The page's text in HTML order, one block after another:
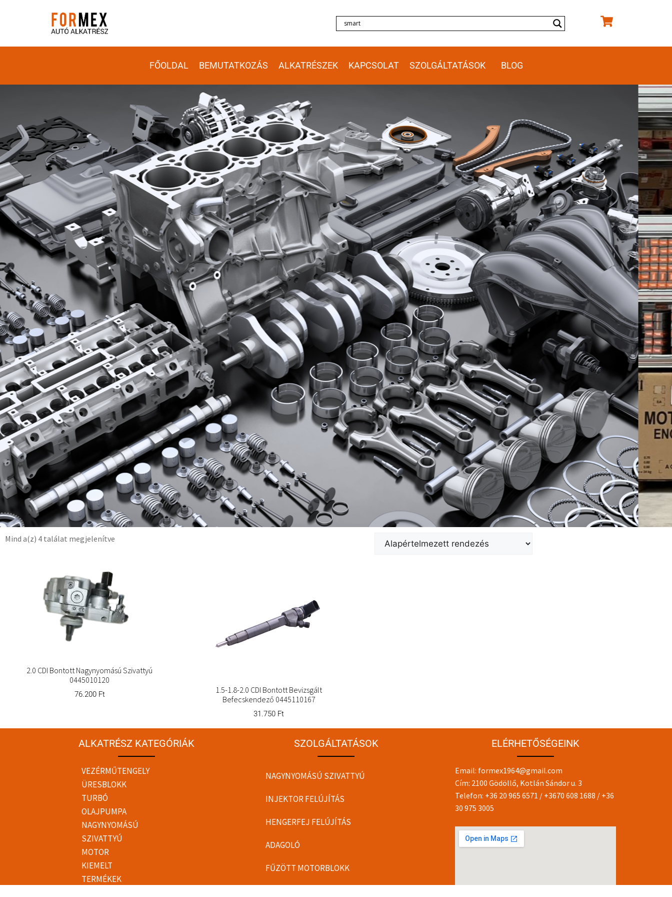
FŐOLDAL BEMUTATKOZÁS ALKATRÉSZEK KAPCSOLAT SZOLGÁLTATÁSOK BLOG
Mind a(z) 4 találat megjelenítve
2.0 CDI Bontott Nagynyomású Szivattyú
0445010120
76.200 Ft
1.5-1.8-2.0 CDI Bontott Bevizsgált
Befecskendező 0445110167
31.750 Ft
ALKATRÉSZ KATEGÓRIÁK
VEZÉRMŰTENGELY
ÜRESBLOKK
TURBÓ
OLAJPUMPA
NAGYNYOMÁSÚ
SZIVATTYÚ
MOTOR
KIEMELT
TERMÉKEK
SZOLGÁLTATÁSOK
NAGYNYOMÁSÚ SZIVATTYÚ
INJEKTOR FELÚJÍTÁS
HENGERFEJ FELÚJÍTÁS
ADAGOLÓ
FŰZÖTT MOTORBLOKK
ELÉRHETŐSÉGEINK
Email: formex1964@gmail.com
Cím: 2100 Gödöllő, Kotlán Sándor u. 3
Telefon: +36 20 965 6571 / +3670 608 1688 / +36
30 975 3005